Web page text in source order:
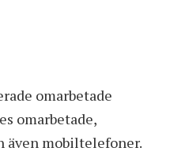
omarbetade
omarbetade,
även mobiltelefoner.